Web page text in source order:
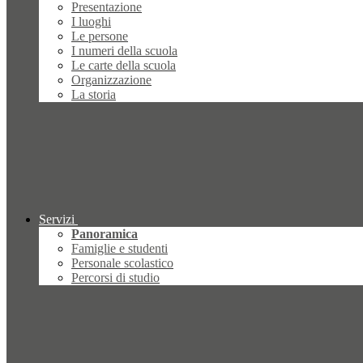
Presentazione
I luoghi
Le persone
I numeri della scuola
Le carte della scuola
Organizzazione
La storia
Servizi
Panoramica
Famiglie e studenti
Personale scolastico
Percorsi di studio